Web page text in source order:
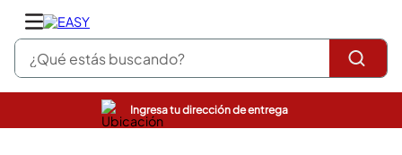
¿Qué estás buscando?
Ingresa tu dirección de entrega
pinturas